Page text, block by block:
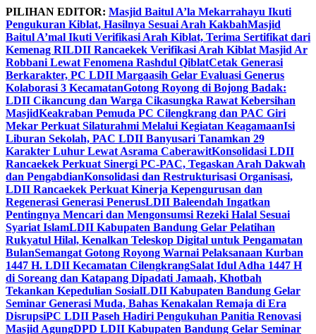
Skip
to
content
PILIHAN EDITOR: Masjid Baitul A’la Mekarrahayu Ikuti
Pengukuran Kiblat, Hasilnya Sesuai Arah KakbahMasjid
Baitul A’mal Ikuti Verifikasi Arah Kiblat, Terima Sertifikat dari
Kemenag RILDII Rancaekek Verifikasi Arah Kiblat Masjid Ar
Robbani Lewat Fenomena Rashdul QiblatCetak Generasi
Berkarakter, PC LDII Margaasih Gelar Evaluasi Generus
Kolaborasi 3 KecamatanGotong Royong di Bojong Badak:
LDII Cikancung dan Warga Cikasungka Rawat Kebersihan
MasjidKeakraban Pemuda PC Cilengkrang dan PAC Giri
Mekar Perkuat Silaturahmi Melalui Kegiatan KeagamaanIsi
Liburan Sekolah, PAC LDII Banyusari Tanamkan 29
Karakter Luhur Lewat Asrama CaberawitKonsolidasi LDII
Rancaekek Perkuat Sinergi PC-PAC, Tegaskan Arah Dakwah
dan PengabdianKonsolidasi dan Restrukturisasi Organisasi,
LDII Rancaekek Perkuat Kinerja Kepengurusan dan
Regenerasi Generasi PenerusLDII Baleendah Ingatkan
Pentingnya Mencari dan Mengonsumsi Rezeki Halal Sesuai
Syariat IslamLDII Kabupaten Bandung Gelar Pelatihan
Rukyatul Hilal, Kenalkan Teleskop Digital untuk Pengamatan
BulanSemangat Gotong Royong Warnai Pelaksanaan Kurban
1447 H. LDII Kecamatan CilengkrangSalat Idul Adha 1447 H
di Soreang dan Katapang Dipadati Jamaah, Khotbah
Tekankan Kepedulian SosialLDII Kabupaten Bandung Gelar
Seminar Generasi Muda, Bahas Kenakalan Remaja di Era
DisrupsiPC LDII Paseh Hadiri Pengukuhan Panitia Renovasi
Masjid AgungDPD LDII Kabupaten Bandung Gelar Seminar